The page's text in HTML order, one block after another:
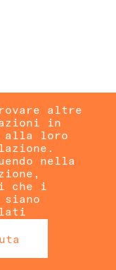
altre
in
alla loro
nella
che i
siano